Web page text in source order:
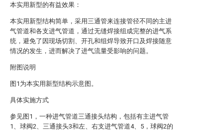
本实用新型的有益效果：
本实用新型结构简单，采用三通管来连接管径不同的主进
气管道和各支进气管道，通过无缝焊接组成完整的进气系
统，避免了因现场切割、开孔和组焊导致开口及焊接随意
情况的发生，进而解决了进气流量受影响的问题。
附图说明
图1为本实用新型结构示意图。
具体实施方式
参见图1，一种进气管道三通接头结构，包括有主进气管
1、球阀2、三通接头3和左、右支进气管道4、5，球阀2的